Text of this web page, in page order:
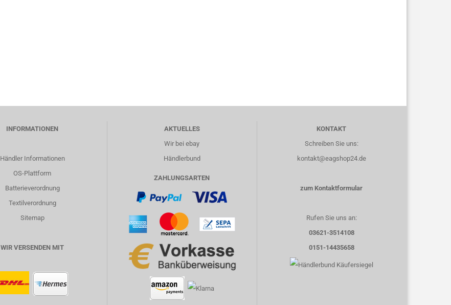
INFORMATIONEN
Händler Informationen
OS-Plattform
Batterieverordnung
Textilverordnung
Sitemap
WIR VERSENDEN MIT
AKTUELLES
Wir bei ebay
Händlerbund
ZAHLUNGSARTEN
KONTAKT
Schreiben Sie uns:
kontakt@eagshop24.de
zum Kontaktformular
Rufen Sie uns an:
03621-3514108
0151-14435658